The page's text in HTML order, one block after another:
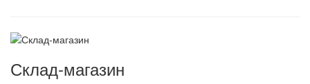
Склад-магазин